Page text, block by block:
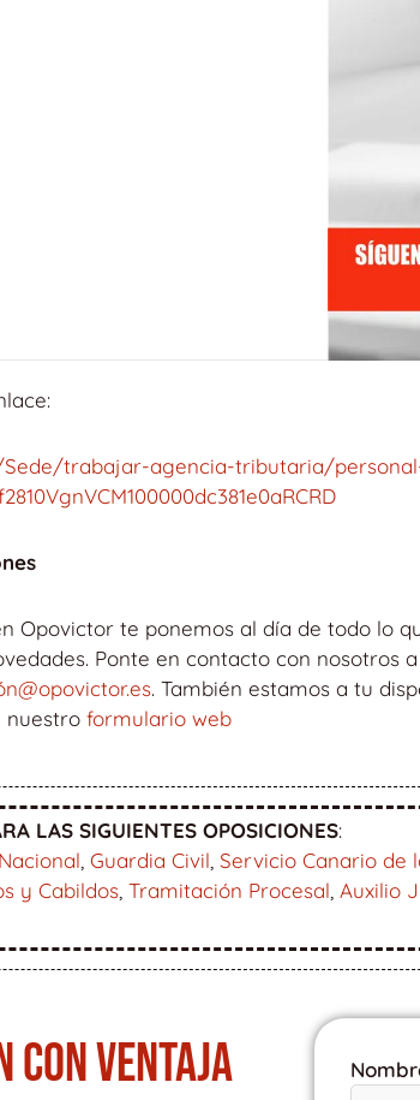
trabajar-agencia-tributaria/
Opovictor te ponemos al día de todo lo
Ponte en contacto con nosotros
. También estamos a tu
nuestro formulario web
LAS SIGUIENTES OPOSICIONES:
, Guardia Civil, Servicio Canario de
y Cabildos, Tramitación Procesal, Auxilio
CON VENTAJA